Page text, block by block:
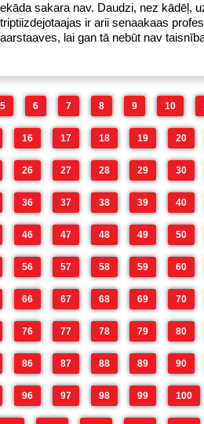
sakara nav. Daudzi, nez kādēļ,
ir arii senaakaas
lai gan tā nebūt nav
5 6 7 8 9 10
16 17 18 19 20
26 27 28 29 30
36 37 38 39 40
46 47 48 49 50
56 57 58 59 60
66 67 68 69 70
76 77 78 79 80
86 87 88 89 90
96 97 98 99 100